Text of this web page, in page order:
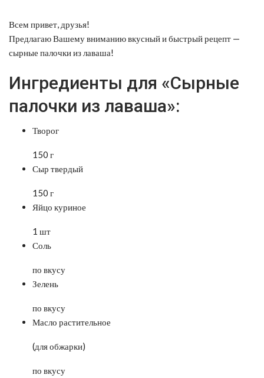
Всем привет, друзья!
Предлагаю Вашему вниманию вкусный и быстрый рецепт —
сырные палочки из лаваша!
Ингредиенты для «Сырные
палочки из лаваша»:
Творог
150 г
Сыр твердый
150 г
Яйцо куриное
1 шт
Соль
по вкусу
Зелень
по вкусу
Масло растительное
(для обжарки)
по вкусу